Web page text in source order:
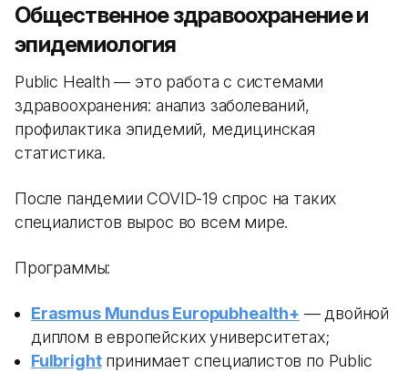
Общественное здравоохранение и
эпидемиология
Public Health — это работа с системами
здравоохранения: анализ заболеваний,
профилактика эпидемий, медицинская
статистика.
После пандемии COVID-19 спрос на таких
специалистов вырос во всем мире.
Программы:
Erasmus Mundus Europubhealth+ — двойной
диплом в европейских университетах;
Fulbrightпринимает специалистов по Public